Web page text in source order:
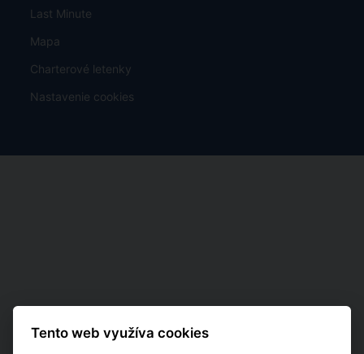
Last Minute
Mapa
Charterové letenky
Nastavenie cookies
Tento web využíva cookies